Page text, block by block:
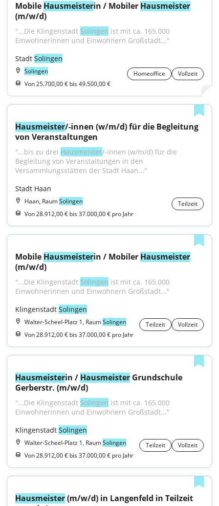
Mobile Hausmeisterin / Mobiler Hausmeister
(m/w/d)
"...Die Klingenstadt Solingen ist mit ca. 165.000
Einwohnerinnen und Einwohnern Großstadt..."
Stadt Solingen
Solingen Homeoffice
Vollzeit
Von 25.700,00 € bis 49.500,00 €
Hausmeister/-innen (w/m/d) für die Begleitung
von Veranstaltungen
"...bis zu drei Hausmeister/-innen (w/m/d) für die
Begleitung von Veranstaltungen in den
Versammlungsstätten der Stadt Haan..."
Stadt Haan
Haan, RaumSolingen
Teilzeit
Von 28.912,00 € bis 37.000,00 € pro Jahr
Mobile Hausmeisterin / Mobiler Hausmeister
(m/w/d)
"...Die Klingenstadt Solingen ist mit ca. 165.000
Einwohnerinnen und Einwohnern Großstadt..."
Klingenstadt Solingen
Walter-Scheel-Platz 1, RaumSolingen Teilzeit
Vollzeit
Von 28.912,00 € bis 37.000,00 € pro Jahr
Hausmeisterin / Hausmeister Grundschule
Gerberstr. (m/w/d)
"...Die Klingenstadt Solingen ist mit ca. 165.000
Einwohnerinnen und Einwohnern Großstadt..."
Klingenstadt Solingen
Walter-Scheel-Platz 1, RaumSolingen Teilzeit
Vollzeit
Von 28.912,00 € bis 37.000,00 € pro Jahr
Hausmeister (m/w/d) in Langenfeld in Teilzeit